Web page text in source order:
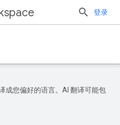
登录
成您偏好的语言。AI 翻译可能包